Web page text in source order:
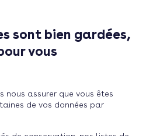
sont bien gardées,
vous
nous assurer que vous êtes
de vos données par